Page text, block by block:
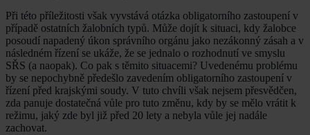
Při této příležitosti však vyvstává otázka obligatorního zastoupení v
případě ostatních žalobních typů. Může dojít k situaci, kdy žalobce
posoudí napadený úkon správního orgánu jako nezákonný zásah a v
následném řízení se ukáže, že se jednalo o rozhodnutí ve smyslu
SŘS (a naopak). Co pak s těmito situacemi? Uvedenému problému
by se nepochybně předešlo zavedením obligatorního zastoupení v
řízení před krajskými soudy. V tuto chvíli však nejsem přesvědčen,
zda panuje dostatečná vůle pro tuto změnu, kdy by se mělo vrátit k
režimu, jaký zde byl již před 20 lety a nebyla vůle jej nadále
zachovat.